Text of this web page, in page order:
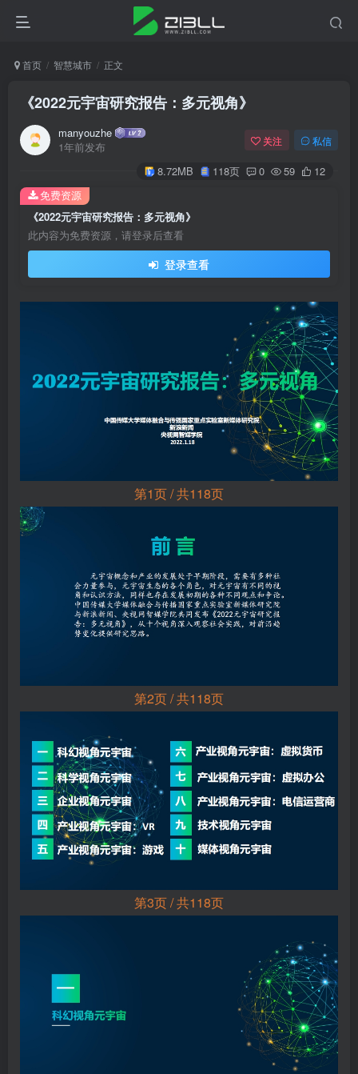
首页 智慧城市 正文
《2022元宇宙研究报告：多元视角》
manyouzhe
1年前发布
关注 私信
8.72MB 118页 0 59 12
《2022元宇宙研究报告：多元视角》
此内容为免费资源，请登录后查看
登录查看
免费资源
第1页 / 共118页
第2页 / 共118页
第3页 / 共118页